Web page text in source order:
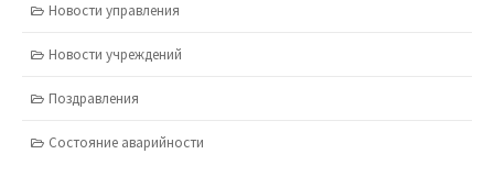
Новости управления
Новости учреждений
Поздравления
Состояние аварийности